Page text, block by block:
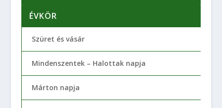
ÉVKÖR
Szüret és vásár
Mindenszentek – Halottak napja
Márton napja